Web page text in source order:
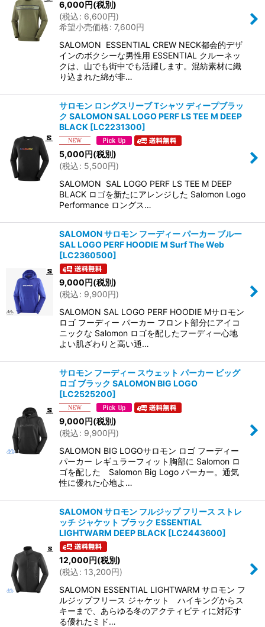
6,000円(税別)
(税込: 6,600円)
希望小売価格: 7,600円
SALOMON ESSENTIAL CREW NECK都会的デザ
インのボクシーな男性用 ESSENTIAL クルーネッ
クは、山でも街中でも活躍します。混紡素材に織
り込まれた綿が非…
サロモン ロングスリーブ Tシャツ ディープブラッ
ク SALOMON SAL LOGO PERF LS TEE M DEEP
BLACK [LC2231300]
5,000円(税別)
(税込: 5,500円)
SALOMON SAL LOGO PERF LS TEE M DEEP
BLACK ロゴを新たにアレンジした Salomon Logo
Performance ロングス…
SALOMON サロモン フーディー パーカー ブルー
SAL LOGO PERF HOODIE M Surf The Web
[LC2360500]
9,000円(税別)
(税込: 9,900円)
SALOMON SAL LOGO PERF HOODIE Mサロモン
ロゴ フーディー パーカー フロント部分にアイコ
ニックな Salomon ロゴを配したフーディー心地
よい肌ざわりと高い通…
サロモン フーディー スウェット パーカー ビッグ
ロゴ ブラック SALOMON BIG LOGO
[LC2525200]
9,000円(税別)
(税込: 9,900円)
SALOMON BIG LOGOサロモン ロゴ フーディー
パーカー レギュラーフィット胸部に Salomon ロ
ゴを配した Salomon Big Logo パーカー。通気
性に優れた心地よ…
SALOMON サロモン フルジップ フリース ストレ
ッチ ジャケット ブラック ESSENTIAL
LIGHTWARM DEEP BLACK [LC2443600]
12,000円(税別)
(税込: 13,200円)
SALOMON ESSENTIAL LIGHTWARM サロモン フ
ルジップフリース ジャケット ハイキングからス
キーまで、あらゆる冬のアクティビティに対応す
る優れたミド…